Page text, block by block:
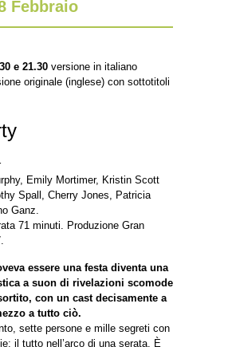
Febbraio
e 21.30 versione in italiano
originale (ing lese) con sottotitoli
Emily Mortimer, Kristin Scott
Spall, Cherry Jones, Patricia
Ganz.
71 minuti. Produzione Gran
essere una festa diventa una
a suon di rivelazioni scomode
con un cast decisamente a
a tutto ciò.
sette persone e mille segreti con
il tutto nell’arco di una serata. È